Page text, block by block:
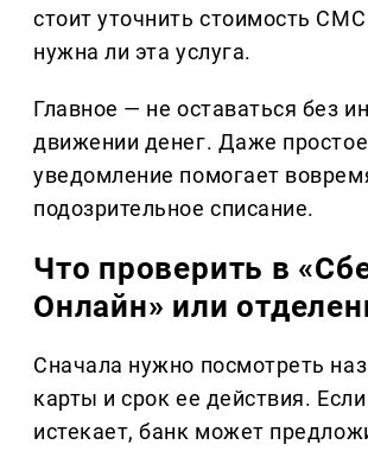
стоит уточнить стоимость
нужна ли эта услуга.
Главное — не оставаться без
движении денег. Даже простое
уведомление помогает
подозрительное списание.
Что проверить в
Онлайн» или
Сначала нужно посмотреть
карты и срок ее действия.
истекает, банк может